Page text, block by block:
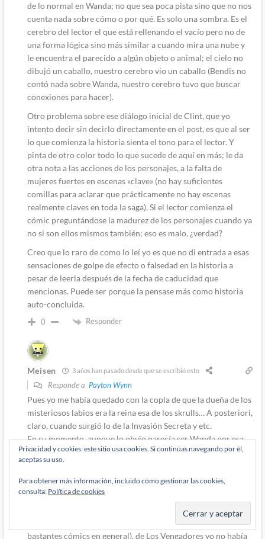
de lo normal en Wanda; no que sea poca pista sino que no nos
cuenta nada sobre cómo o por qué. Es solo una sombra. Es el
cerebro del lector el que está rellenando el vacío pero no de
una forma lógica sino más similar a cuando mira una nube y
le encuentra el parecido a algún objeto o animal; el cielo no
dibujó un caballo, nuestro cerebro vio un caballo (Bendis no
contó nada sobre Wanda, nuestro cerebro tuvo que buscar
conexiones para hacer).
Otro problema sobre ese diálogo inicial de Clint, que yo
intento decir sin decirlo directamente en el post, es que al ser
lo que comienza la historia sienta el tono para el lector. Y
pinta de otro color todo lo que sucede de aquí en más; le da
otra nota a las acciones de los personajes, a la falta de
mujeres fuertes en escenas «clave» (no hay suficientes
comillas para aclarar que prácticamente no hay escenas
realmente claves en toda la saga). Si el lector comienza el
cómic preguntándose la madurez de los personajes cuando ya
no si son ellos mismos también; eso es malo, ¿verdad?
Creo que lo raro de como lo leí yo es que no di entrada a esas
sensaciones de golpe de efecto o falsedad en la historia a
pesar de leerla después de la fecha de caducidad que
mencionas. Puede ser porque la pensase más como historia
auto-concluida.
0 Responder
Meisen 3 años han pasado desde que se escribió esto
Responde a Payton Wynn
Pues yo me había quedado con la copla de que la dueña de los
misteriosos labios era la reina esa de los skrulls… A posteriori,
claro, cuando surgió lo de la Invasión Secreta y etc.
En su momento, aunque lo obvio parecía ser Wanda por esa
sospechosa aparición en sombras, como luego se mostraba
no ya una pareja, sino todo un grupo entero en sombras
planeando la caída de los Vengatas y supuestamente siendo
los responsables de manipularlo todo, imaginé que Wanda, si
era causante de algo, estaba siendo manipulada por ellos.
Hay que tener en cuenta que, aunque ya había leído súpers (y
bastantes cómics en general), de Los Vengadores yo no había
Privacidad y cookies: este sitio usa cookies. Si continúas navegando por él,
aceptas su uso.
Para obtener más información, incluido cómo gestionar las cookies,
consulta: Política de cookies